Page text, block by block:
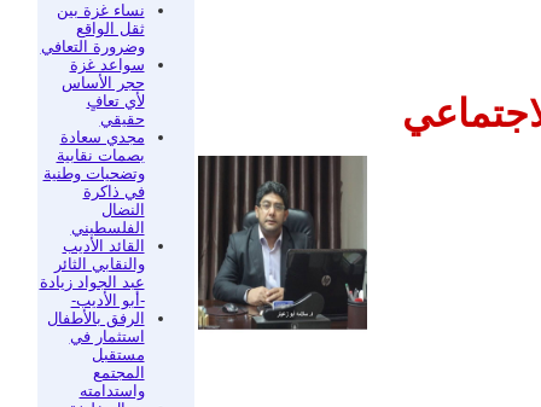
نساء غزة بين
ثقل الواقع
وضرورة التعافي
سواعد غزة
حجر الأساس
لأي تعافٍ
حقيقي
مجدي سعادة
بصمات نقابية
وتضحيات وطنية
في ذاكرة
النضال
الفلسطيني
القائد الأديب
والنقابي الثائر
عبد الجواد زيادة
-أبو الأديب-
الرفق بالأطفال
استثمار في
مستقبل
المجتمع
واستدامته